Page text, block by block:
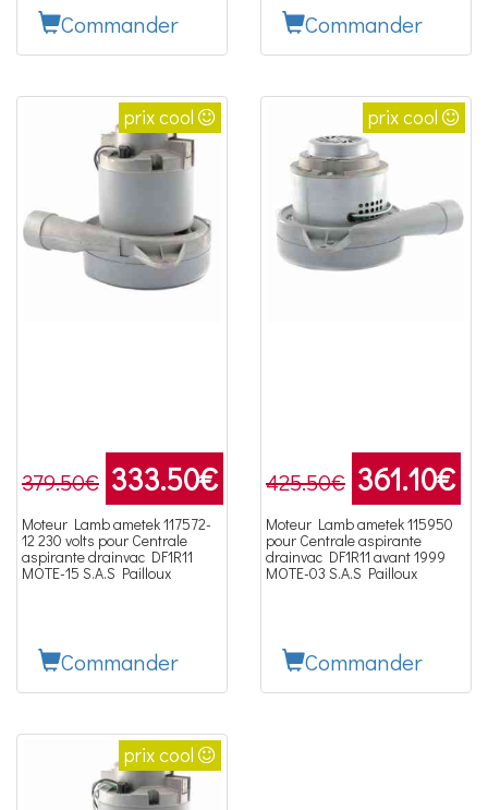
Commander Commander
prix cool
379.50€ 333.50€
Moteur Lamb ametek 117572-
12 230 volts pour Centrale
aspirante drainvac DF1R11
MOTE-15 S.A.S Pailloux
Commander
prix cool
425.50€ 361.10€
Moteur Lamb ametek 115950
pour Centrale aspirante
drainvac DF1R11 avant 1999
MOTE-03 S.A.S Pailloux
Commander
prix cool